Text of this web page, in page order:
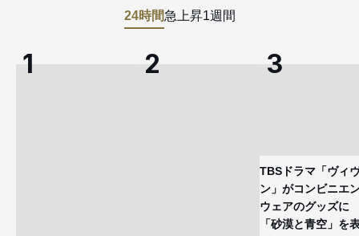
24時間急上昇1週間
TBSドラマ「ヴィ
ン」がコンビニエ
ウェアのグッズ
「砂漠と青空」を